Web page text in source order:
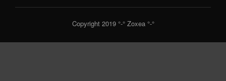
Copyright 2019 °-° Zoxea °-°